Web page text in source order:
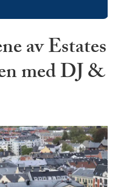
av Estates
med DJ &